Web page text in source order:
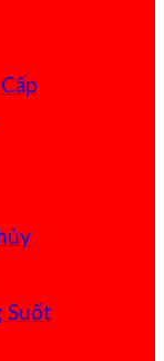
Suốt